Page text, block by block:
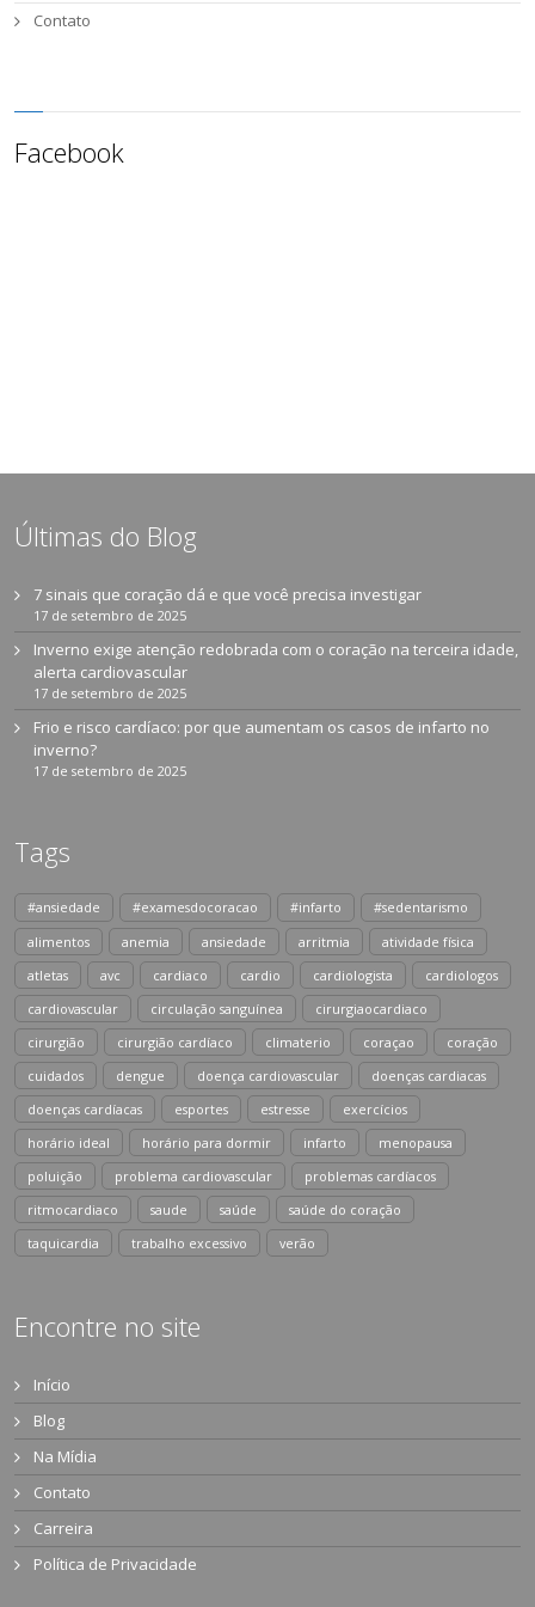
Contato
Facebook
Últimas do Blog
7 sinais que coração dá e que você precisa investigar
17 de setembro de 2025
Inverno exige atenção redobrada com o coração na terceira idade,
alerta cardiovascular
17 de setembro de 2025
Frio e risco cardíaco: por que aumentam os casos de infarto no
inverno?
17 de setembro de 2025
Tags
#ansiedade #examesdocoracao #infarto
#sedentarismo
alimentos
anemia ansiedade arritmia
atividade física
atletas
avc cardiaco cardio cardiologista
cardiologos
cardiovascular
circulação sanguínea
cirurgiaocardiaco
cirurgião
cirurgião cardíaco climaterio coraçao
coração
cuidados
dengue doença cardiovascular
doenças cardiacas
doenças cardíacas
esportes estresse
exercícios
horário ideal
horário para dormir infarto
menopausa
poluição
problema cardiovascular
problemas cardíacos
ritmocardiaco
saude saúde
saúde do coração
taquicardia
trabalho excessivo verão
Encontre no site
Início
Blog
Na Mídia
Contato
Carreira
Política de Privacidade